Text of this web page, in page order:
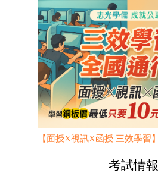
【面授X視訊X函授 三效學習】
考試情報